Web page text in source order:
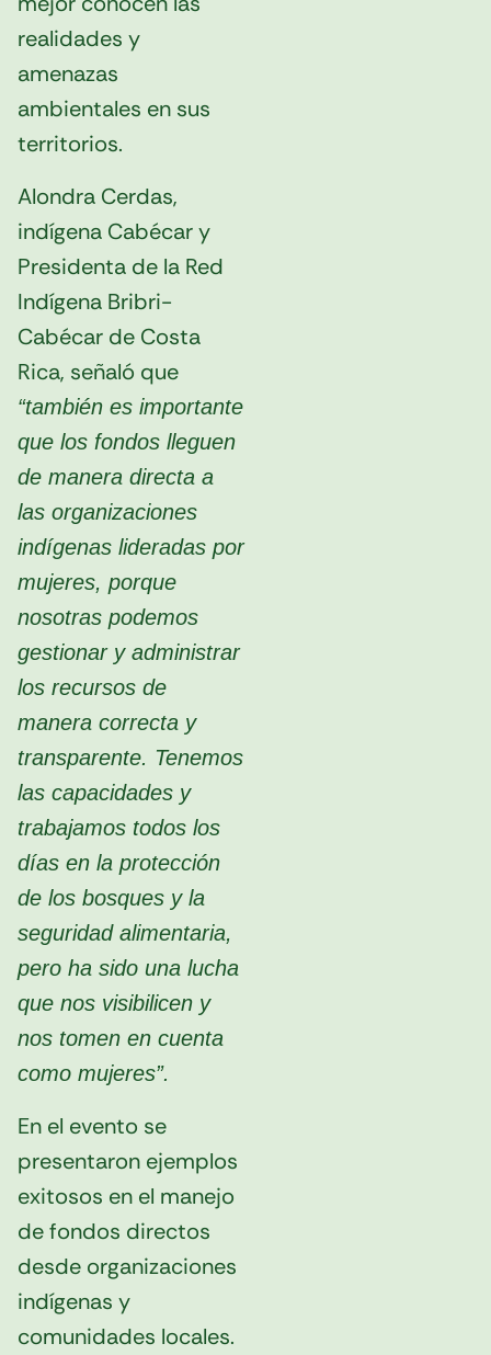
realidades y
amenazas
ambientales en sus
territorios.
Alondra Cerdas,
indígena Cabécar y
Presidenta de la Red
Indígena Bribri-
Cabécar de Costa
Rica, señaló que
“también es importante
que los fondos lleguen
de manera directa a
las organizaciones
indígenas lideradas por
mujeres, porque
nosotras podemos
gestionar y administrar
los recursos de
manera correcta y
transparente. Tenemos
las capacidades y
trabajamos todos los
días en la protección
de los bosques y la
seguridad alimentaria,
pero ha sido una lucha
que nos visibilicen y
nos tomen en cuenta
como mujeres”.
En el evento se
presentaron ejemplos
exitosos en el manejo
de fondos directos
desde organizaciones
indígenas y
comunidades locales.